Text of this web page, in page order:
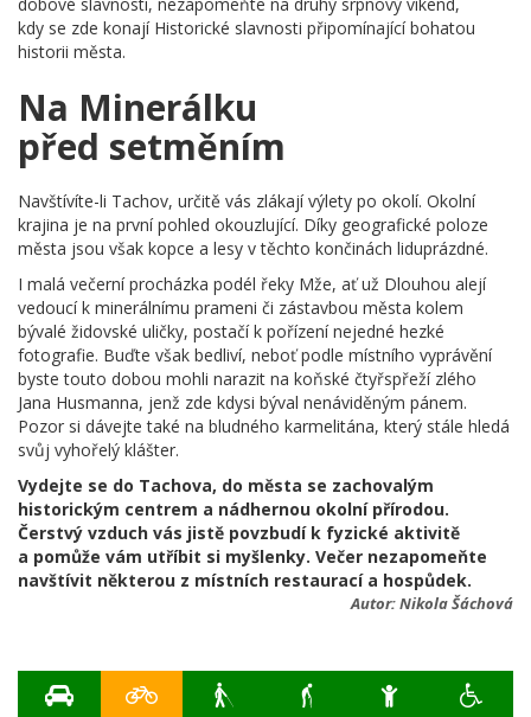
kdy se zde konají Historické slavnosti připomínající bohatou
historii města.
Na Minerálku
před setměním
Navštívíte-li Tachov, určitě vás zlákají výlety po okolí. Okolní
krajina je na první pohled okouzlující. Díky geografické poloze
města jsou však kopce a lesy v těchto končinách liduprázdné.
I malá večerní procházka podél řeky Mže, ať už Dlouhou alejí
vedoucí k minerálnímu prameni či zástavbou města kolem
bývalé židovské uličky, postačí k pořízení nejedné hezké
fotografie. Buďte však bedliví, neboť podle místního vyprávění
byste touto dobou mohli narazit na koňské čtyřspřeží zlého
Jana Husmanna, jenž zde kdysi býval nenáviděným pánem.
Pozor si dávejte také na bludného karmelitána, který stále hledá
svůj vyhořelý klášter.
Vydejte se do Tachova, do města se zachovalým
historickým centrem a nádhernou okolní přírodou.
Čerstvý vzduch vás jistě povzbudí k fyzické aktivitě
a pomůže vám utříbit si myšlenky. Večer nezapomeňte
navštívit některou z místních restaurací a hospůdek.
Autor:Nikola Šáchová